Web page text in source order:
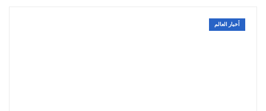
أخبار العالم